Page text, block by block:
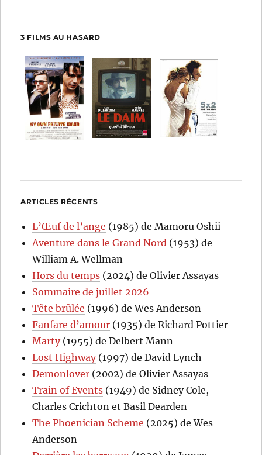
3 FILMS AU HASARD
ARTICLES RÉCENTS
L’Œuf de l’ange (1985) de Mamoru Oshii
Aventure dans le Grand Nord (1953) de
William A. Wellman
Hors du temps (2024) de Olivier Assayas
Sommaire de juillet 2026
Tête brûlée (1996) de Wes Anderson
Fanfare d’amour (1935) de Richard Pottier
Marty(1955) de Delbert Mann
Lost Highway(1997) de David Lynch
Demonlover (2002) de Olivier Assayas
Train of Events (1949) de Sidney Cole,
Charles Crichton et Basil Dearden
The Phoenician Scheme (2025) de Wes
Anderson